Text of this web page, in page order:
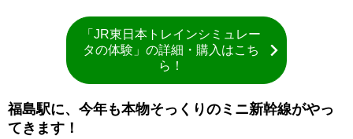
「JR東日本トレインシミュレー
タの体験」の詳細・購入はこち
ら！
福島駅に、今年も本物そっくりのミニ新幹線がやっ
てきます！